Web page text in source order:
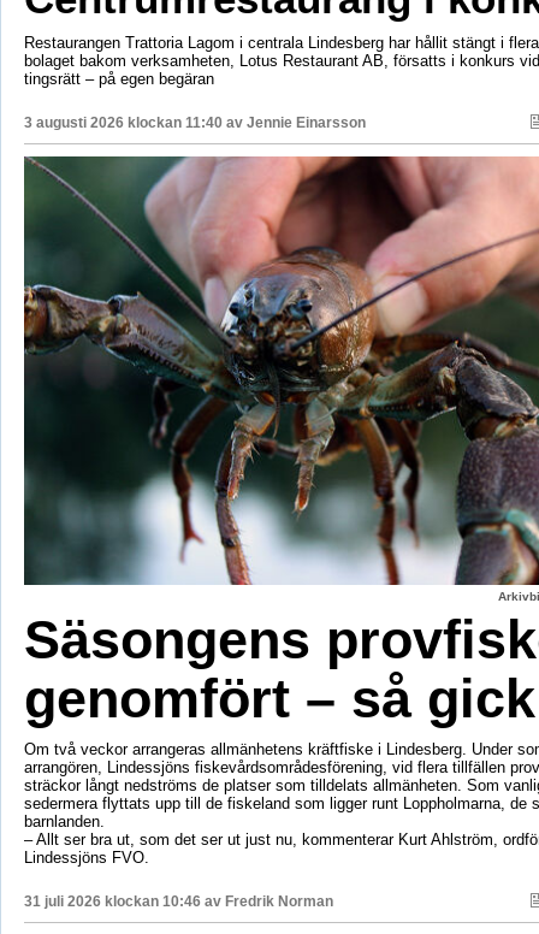
Restaurangen Trattoria Lagom i centrala Lindesberg har hållit stängt i
bolaget bakom verksamheten, Lotus Restaurant AB, försatts i konkurs
tingsrätt – på egen begäran
3 augusti 2026 klockan 11:40 av Jennie Einarsson
Säsongens
genomfört – så
Om två veckor arrangeras allmänhetens kräftfiske i Lindesberg. Under
arrangören, Lindessjöns fiskevårdsområdesförening, vid flera tillfällen
sträckor långt nedströms de platser som tilldelats allmänheten. Som
sedermera flyttats upp till de fiskeland som ligger runt Loppholmarna, de
barnlanden.
– Allt ser bra ut, som det ser ut just nu, kommenterar Kurt Ahlström,
Lindessjöns FVO.
31 juli 2026 klockan 10:46 av Fredrik Norman